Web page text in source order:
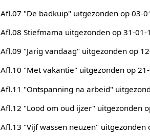
Afl.07 "De badkuip" uitgezonden op 03-
Afl.08 Stiefmama uitgezonden op 31-01-
Afl.09 "Jarig vandaag" uitgezonden op
Afl.10 "Met vakantie" uitgezonden op
Afl.11 "Ontspanning na arbeid"
Afl.12 "Lood om oud ijzer" uitgezonden
Afl.13 "Vijf wassen neuzen" uitgezonden